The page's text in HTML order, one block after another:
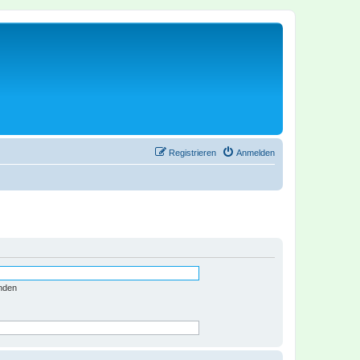
Anmelden
Registrieren